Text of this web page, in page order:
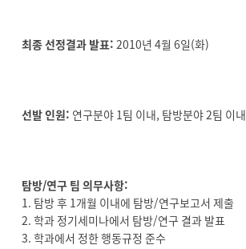
최종 선정결과 발표: 2010년 4월 6일(화)
선발 인원: 연구분야 1팀 이내, 탐방분야 2팀 이내
탐방/연구 팀 의무사항:
1. 탐방 후 1개월 이내에 탐방/연구보고서 제출
2. 학과 정기세미나에서 탐방/연구 결과 발표
3. 학과에서 정한 행동규정 준수